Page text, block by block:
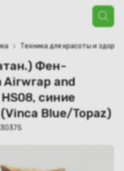
Поиск
товаров
Техника для красоты и
Фен-
Airwrap and
синие
Blue/Topaz)